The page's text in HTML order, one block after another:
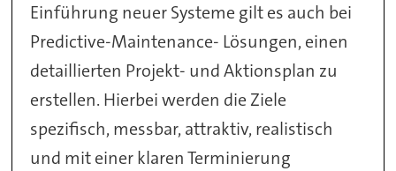
Einführung neuer Systeme gilt es auch bei
Predictive-Maintenance- Lösungen, einen
detaillierten Projekt- und Aktionsplan zu
erstellen. Hierbei werden die Ziele
spezifisch, messbar, attraktiv, realistisch
und mit einer klaren Terminierung